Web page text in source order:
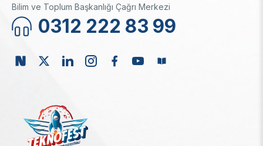
Bilim ve Toplum Başkanlığı Çağrı Merkezi
0312 222 83 99